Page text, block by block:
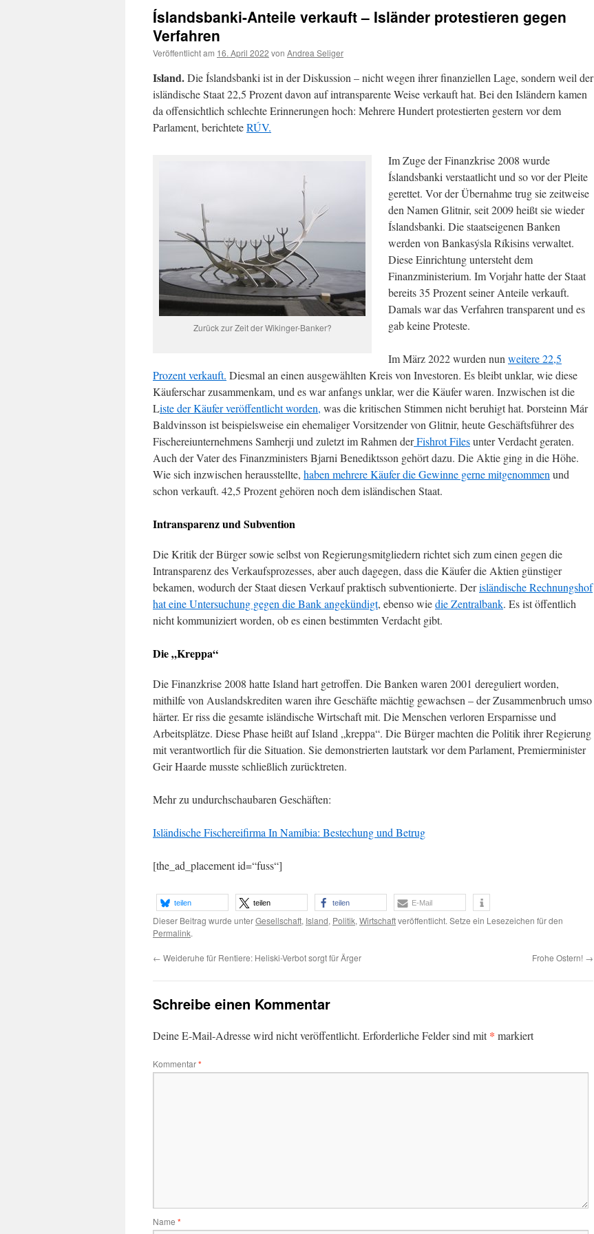
Íslandsbanki-Anteile verkauft – Isländer protestieren gegen
Verfahren
Veröffentlicht am 16. April 2022 von Andrea Seliger
Island.Die Íslandsbanki ist in der Diskussion – nicht wegen ihrer finanziellen Lage, sondern weil der
isländische Staat 22,5 Prozent davon auf intransparente Weise verkauft hat. Bei den Isländern kamen
da offensichtlich schlechte Erinnerungen hoch: Mehrere Hundert protestierten gestern vor dem
Parlament, berichteteRÚV.
Zurück zur Zeit der Wikinger-Banker?
Im Zuge der Finanzkrise 2008 wurde
Íslandsbanki verstaatlicht und so vor der Pleite
gerettet. Vor der Übernahme trug sie zeitweise
den Namen Glitnir, seit 2009 heißt sie wieder
Íslandsbanki. Die staatseigenen Banken
werden von Bankasýsla Ríkisins verwaltet.
Diese Einrichtung untersteht dem
Finanzministerium. Im Vorjahr hatte der Staat
bereits 35 Prozent seiner Anteile verkauft.
Damals war das Verfahren transparent und es
gab keine Proteste.
Im März 2022 wurden nun weitere 22,5
Prozent verkauft. Diesmal an einen ausgewählten Kreis von Investoren. Es bleibt unklar, wie diese
Käuferschar zusammenkam, und es war anfangs unklar, wer die Käufer waren. Inzwischen ist die
Liste der Käufer veröffentlicht worden, was die kritischen Stimmen nicht beruhigt hat. Þorsteinn Már
Baldvinsson ist beispielsweise ein ehemaliger Vorsitzender von Glitnir, heute Geschäftsführer des
Fischereiunternehmens Samherji und zuletzt im Rahmen derFishrot Filesunter Verdacht geraten.
Auch der Vater des Finanzministers Bjarni Benediktsson gehört dazu. Die Aktie ging in die Höhe.
Wie sich inzwischen herausstellte, haben mehrere Käufer die Gewinne gerne mitgenommen und
schon verkauft. 42,5 Prozent gehören noch dem isländischen Staat.
Intransparenz und Subvention
Die Kritik der Bürger sowie selbst von Regierungsmitgliedern richtet sich zum einen gegen die
Intransparenz des Verkaufsprozesses, aber auch dagegen, dass die Käufer die Aktien günstiger
bekamen, wodurch der Staat diesen Verkauf praktisch subventionierte. Derisländische Rechnungshof
hat eine Untersuchung gegen die Bank angekündigt, ebenso wiedie Zentralbank. Es ist öffentlich
nicht kommuniziert worden, ob es einen bestimmten Verdacht gibt.
Die „Kreppa“
Die Finanzkrise 2008 hatte Island hart getroffen. Die Banken waren 2001 dereguliert worden,
mithilfe von Auslandskrediten waren ihre Geschäfte mächtig gewachsen – der Zusammenbruch umso
härter. Er riss die gesamte isländische Wirtschaft mit. Die Menschen verloren Ersparnisse und
Arbeitsplätze. Diese Phase heißt auf Island „kreppa“. Die Bürger machten die Politik ihrer Regierung
mit verantwortlich für die Situation. Sie demonstrierten lautstark vor dem Parlament, Premierminister
Geir Haarde musste schließlich zurücktreten.
Mehr zu undurchschaubaren Geschäften:
Isländische Fischereifirma In Namibia: Bestechung und Betrug
[the_ad_placement id=“fuss“]
teilen teilen teilen E-Mail
Dieser Beitrag wurde unterGesellschaft, Island, Politik, Wirtschaftveröffentlicht. Setze ein Lesezeichen für den
Permalink.
← Weideruhe für Rentiere: Heliski-Verbot sorgt für Ärger Frohe Ostern! →
Schreibe einen Kommentar
Deine E-Mail-Adresse wird nicht veröffentlicht. Erforderliche Felder sind mit* markiert
Kommentar*
Name *